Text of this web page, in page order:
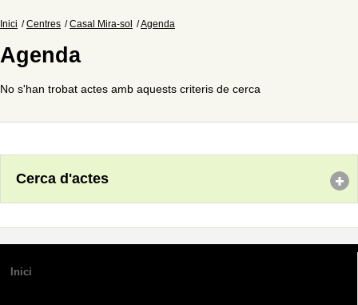
Inici Centres Casal Mira-sol Agenda
Agenda
No s'han trobat actes amb aquests criteris de cerca
Cerca d'actes
Inici